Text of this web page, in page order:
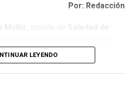
Por: Redacción
y el Deporte, que está
la colonia San Francisco, un
en el Estado que representa la
LEYENDO